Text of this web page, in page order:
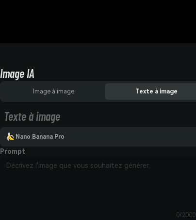
Image IA
Image à image Texte à image
Texte à image
Nano Banana Pro
Prompt
0/2000